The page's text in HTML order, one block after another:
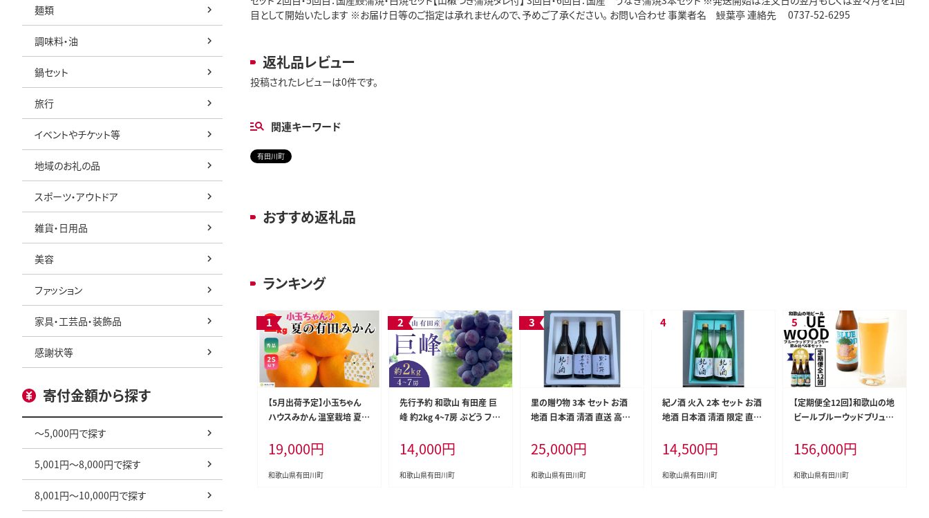
麺類
調味料・油
鍋セット
旅行
イベントやチケット等
地域のお礼の品
スポーツ・アウトドア
雑貨・日用品
美容
ファッション
家具・工芸品・装飾品
感謝状等
寄付金額から探す
～5,000円で探す
5,001円～8,000円で探す
8,001円～10,000円で探す
目として開始いたします ※お届け日等のご指定は承れませんので、予めご了承ください。 お問い合わせ 事業者名 鰻葉亭 連絡先 0737-52-6295
返礼品レビュー
投稿されたレビューは0件です。
関連キーワード
有田川町
おすすめ返礼品
ランキング
【5月出荷予定】小玉ちゃん
ハウスみかん 温室栽培 夏の
イズ以下 和歌山県 産地直
送 みかんの会
19,000円
和歌山県有田川町
先行予約 和歌山 有田産 巨
峰 約2kg 4~7房 ぶどう フル
以降発送］
14,000円
和歌山県有田川町
里の贈り物 3本 セット お酒
地酒 日本酒 清酒 直送 高垣
すめ 人気 限定 大吟醸 純米
吟醸 吟醸 飲み比べ
25,000円
和歌山県有田川町
紀ノ酒 火入 2本 セット お酒
地酒 日本酒 清酒 限定 直送
蔵 おすすめ 人気 吟醸 純米
飲み比べ
14,500円
和歌山県有田川町
【定期便全12回】和歌山の地
ビールブルーウッドブリュワ
156,000円
和歌山県有田川町